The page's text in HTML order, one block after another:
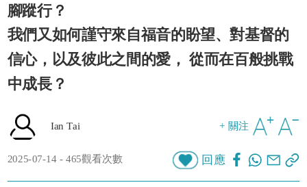
腳蹤行？
我們又如何謹守來自福音的盼望、對基督的
信心，以及彼此之間的愛， 從而在百般挑戰
中成長？
+ 關注
Ian Tai
2025-07-14 - 465觀看次數 回應